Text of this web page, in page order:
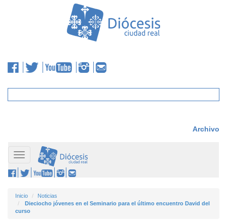
Archivo
Toggle
navigation
Inicio
Noticias
Dieciocho jóvenes en el Seminario para el último encuentro David del
curso